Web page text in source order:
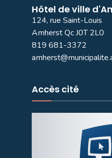
Hôtel de ville
124, rue Saint-Louis
Amherst Qc J0T 2L0
819 681-3372
Accès cité